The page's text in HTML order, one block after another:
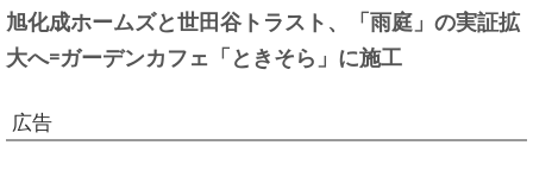
旭化成ホームズと世田谷トラスト、「雨庭」の実証拡
大へ=ガーデンカフェ「ときそら」に施工
広告